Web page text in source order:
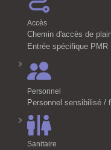
Accès
Chemin d'accès de
Entrée spécifique PMR
Personnel
Personnel sensibilisé /
Sanitaire